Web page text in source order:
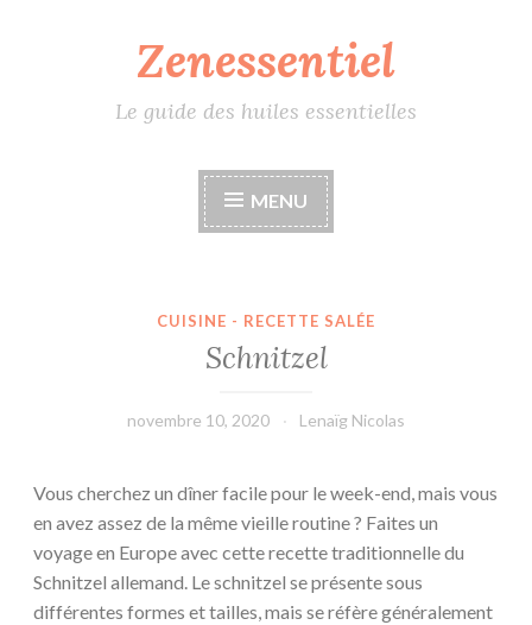
Zenessentiel
Le guide des huiles essentielles
MENU
CUISINE - RECETTE SALÉE
Schnitzel
novembre 10, 2020 Lenaïg Nicolas
Vous cherchez un dîner facile pour le week-end, mais vous
en avez assez de la même vieille routine ? Faites un
voyage en Europe avec cette recette traditionnelle du
Schnitzel allemand. Le schnitzel se présente sous
différentes formes et tailles, mais se réfère généralement